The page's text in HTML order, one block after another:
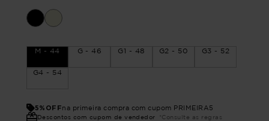
M - 44 G - 46 G1 - 48 G2 - 50 G3 - 52
G4 - 54
5%OFFna primeira compra com cupom PRIMEIRA5
Descontos com cupom de vendedor *Consulte as regras